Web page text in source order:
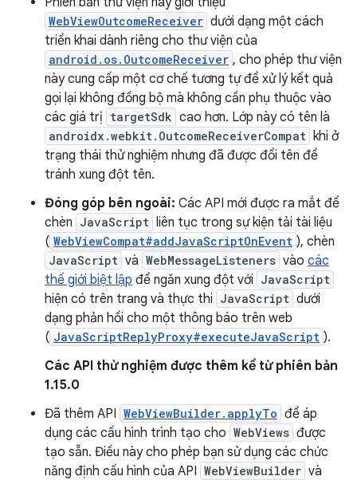
WebViewOutcomeReceiver dưới dạng một cách
triển khai dành riêng cho thư viện của
android.os.OutcomeReceiver , cho phép thư viện
này cung cấp một cơ chế tương tự để xử lý kết quả
gọi lại không đồng bộ mà không cần phụ thuộc vào
các giá trị targetSdk cao hơn. Lớp này có tên là
androidx.webkit.OutcomeReceiverCompat khi ở
trạng thái thử nghiệm nhưng đã được đổi tên để
tránh xung đột tên.
Đóng góp bên ngoài: Các API mới được ra mắt để
chèn JavaScript liên tục trong sự kiện tải tài liệu
( WebViewCompat#addJavaScriptOnEvent ), chèn
JavaScript và WebMessageListeners vào các
thế giới biệt lập để ngăn xung đột với JavaScript
hiện có trên trang và thực thi JavaScript dưới
dạng phản hồi cho một thông báo trên web
( JavaScriptReplyProxy#executeJavaScript ).
Các API thử nghiệm được thêm kể từ phiên bản
1.15.0
Đã thêm API WebViewBuilder.applyTo để áp
dụng các cấu hình trình tạo cho WebViews được
tạo sẵn. Điều này cho phép bạn sử dụng các chức
năng định cấu hình của API WebViewBuilder và